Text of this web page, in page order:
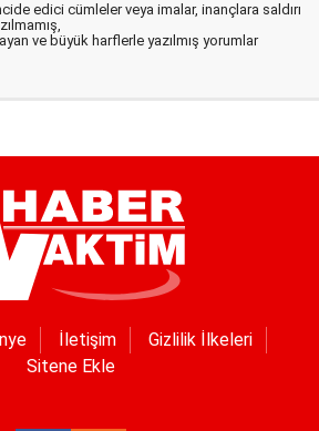
edici cümleler veya imalar, inançlara saldırı
ve büyük harflerle yazılmış yorumlar
İletişim
Gizlilik İlkeleri
Sitene Ekle